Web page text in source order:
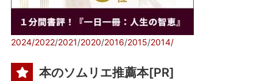
2024/2022/2021/2020/2016/2015/2014/
本のソムリエ推薦本[PR]